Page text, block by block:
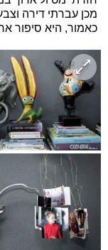
מכן עברתי דירה
כאמור, היא סיפור